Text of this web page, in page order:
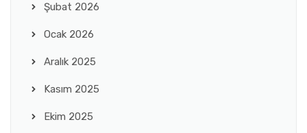
Şubat 2026
Ocak 2026
Aralık 2025
Kasım 2025
Ekim 2025